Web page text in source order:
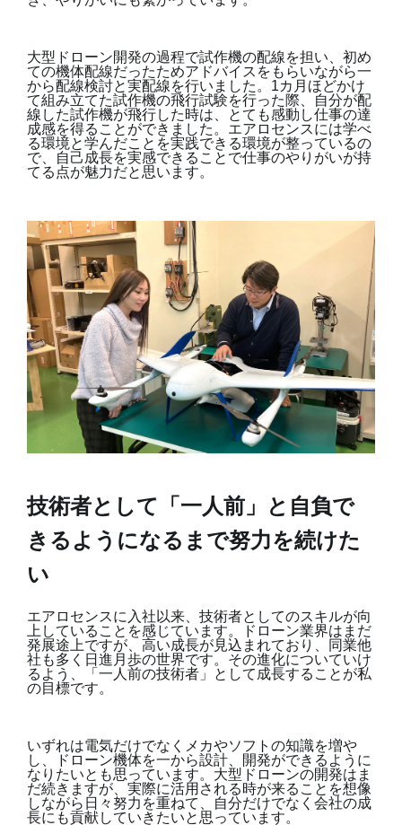
大型ドローン開発の過程で試作機の配線を担い、初め
ての機体配線だったためアドバイスをもらいながら一
から配線検討と実配線を行いました。1カ月ほどかけ
て組み立てた試作機の飛行試験を行った際、自分が配
線した試作機が飛行した時は、とても感動し仕事の達
成感を得ることができました。エアロセンスには学べ
る環境と学んだことを実践できる環境が整っているの
で、自己成長を実感できることで仕事のやりがいが持
てる点が魅力だと思います。
技術者として「一人前」と自負で
きるようになるまで努力を続けた
い
エアロセンスに入社以来、技術者としてのスキルが向
上していることを感じています。ドローン業界はまだ
発展途上ですが、高い成長が見込まれており、同業他
社も多く日進月歩の世界です。その進化についていけ
るよう、「一人前の技術者」として成長することが私
の目標です。
いずれは電気だけでなくメカやソフトの知識を増や
し、ドローン機体を一から設計、開発ができるように
なりたいとも思っています。大型ドローンの開発はま
だ続きますが、実際に活用される時が来ることを想像
しながら日々努力を重ねて、自分だけでなく会社の成
長にも貢献していきたいと思っています。